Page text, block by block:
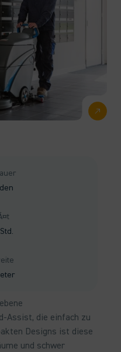
Assist, die einfach zu
Designs ist diese
und schwer